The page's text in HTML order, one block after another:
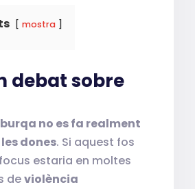
mostra
debat sobre
no es fa realment
dones. Si aquest fos
estaria en moltes
deviolència